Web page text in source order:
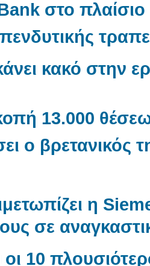
στο
κακό στην
13.000
ο βρετανικός
η
σε
οι 10